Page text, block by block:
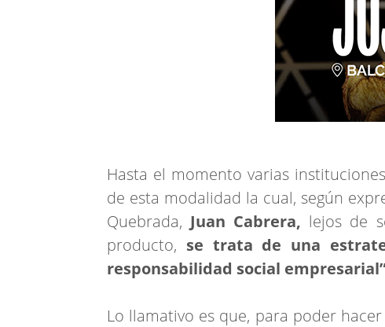
Hasta el momento varias
de esta modalidad la cual, según
Quebrada, Juan Cabrera, lejos de
producto, se trata de una
responsabilidad social
Lo llamativo es que, para poder